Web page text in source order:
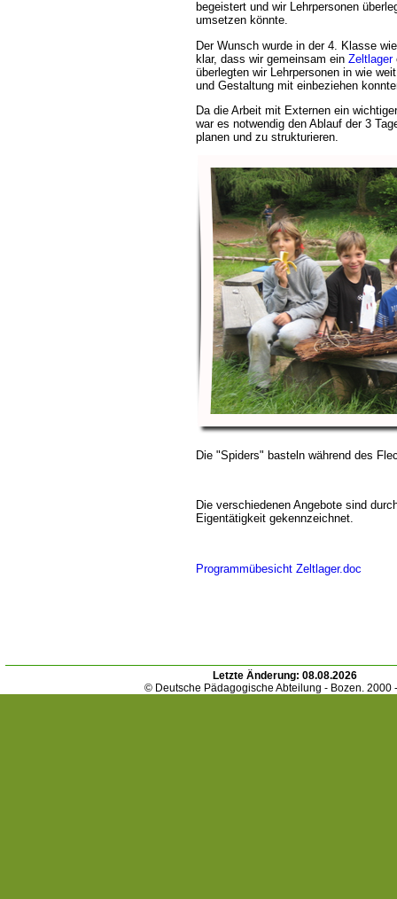
begeistert und wir Lehrpersonen
umsetzen könnte.
Der Wunsch wurde in der 4. Klasse
klar, dass wir gemeinsam ein Zeltlager
überlegten wir Lehrpersonen in wie
und Gestaltung mit einbeziehen
Da die Arbeit mit Externen ein
war es notwendig den Ablauf der 3
planen und zu strukturieren.
Die "Spiders" basteln während des
Die verschiedenen Angebote sind
Eigentätigkeit gekennzeichnet.
Programmübesicht Zeltlager.doc
Letzte Änderung: 08.08.2026
© Deutsche Pädagogische Abteilung - Bozen. 2000